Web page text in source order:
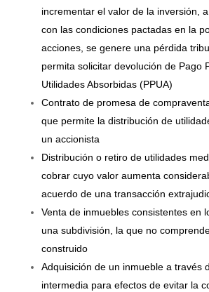
incrementar el valor de la inversión,
con las condiciones pactadas en la
acciones, se genere una pérdida
permita solicitar devolución de Pago
Utilidades Absorbidas (PPUA)
Contrato de promesa de
que permite la distribución de
un accionista
Distribución o retiro de utilidades
cobrar cuyo valor aumenta
acuerdo de una transacción
Venta de inmuebles consistentes en
una subdivisión, la que no
construido
Adquisición de un inmueble a través
intermedia para efectos de evitar la